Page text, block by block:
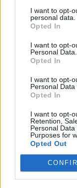
I want to opt-
personal data.
Opted In
I want to opt-
Personal Data.
Opted In
I want to opt-
Personal Data
Opted In
I want to opt-
Retention,
Personal
Purposes for
Opted Out
La funzione
Si può assicurare al
perché li il telefono
controllare il riposo
portatile squillerà e si
stato lasciato il
Potente ed
oltre che del
Plus di 2°
L’apparecchioregistra
risparmio del 60%